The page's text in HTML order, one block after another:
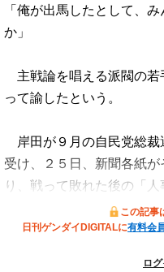
「俺が出馬したとして、
か」
主戦論を唱える派閥の若
って諭したという。
岸田が９月の自民党総裁
受け、２５日、新聞各紙
り、戦って敗れた後の「人
この記事
日刊ゲンダイDIGITALに有料会
ロ